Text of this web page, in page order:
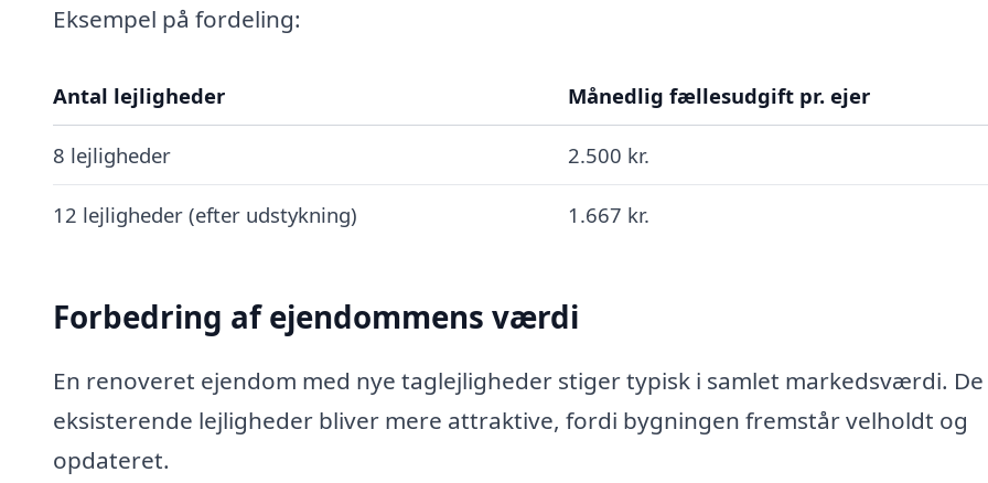
Eksempel på fordeling:
Antal lejligheder Månedlig fællesudgift pr. ejer
8 lejligheder 2.500 kr.
12 lejligheder (efter udstykning) 1.667 kr.
Forbedring af ejendommens værdi
En renoveret ejendom med nye taglejligheder stiger typisk i samlet markedsværdi. De
eksisterende lejligheder bliver mere attraktive, fordi bygningen fremstår velholdt og
opdateret.